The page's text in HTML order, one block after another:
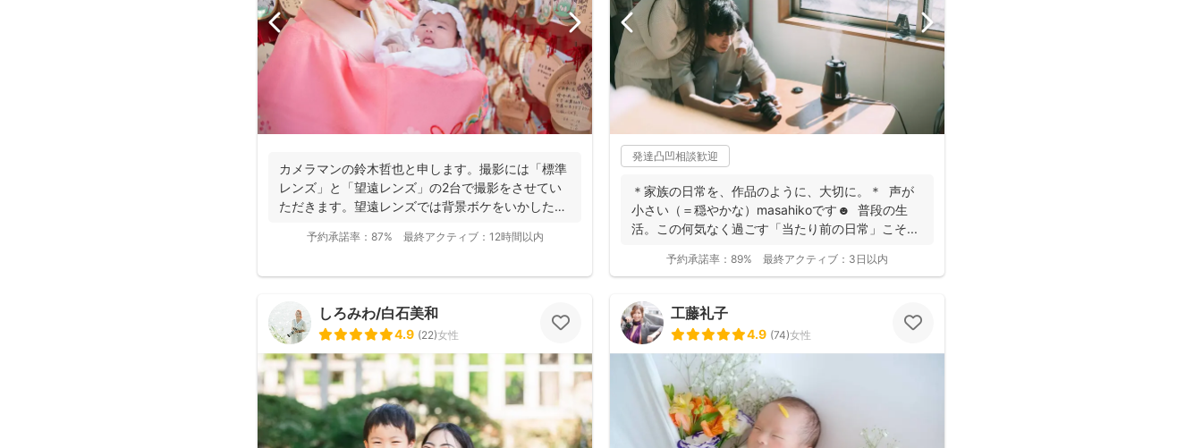
カメラマンの鈴木哲也と申します。撮影には「標準
レンズ」と「望遠レンズ」の2台で撮影をさせてい
ただきます。望遠レンズでは背景ボケをいかしたお
予約承諾率： 87% 最終アクティブ： 12時間以内
発達凸凹相談歓迎
＊家族の日常を、作品のように、大切に。＊ 声が
小さい（＝穏やかな）masahikoです☻ 普段の生
活。この何気なく過ごす「当たり前の日常」こそ...
予約承諾率： 89% 最終アクティブ： 3日以内
しろみわ/白石美和
4.9 (22)女性
工藤礼子
4.9 (74)女性